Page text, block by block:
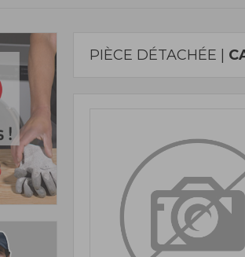
PIÈCE DÉTACHÉE |